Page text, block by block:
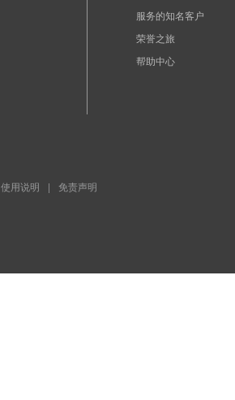
服务的知名客户
荣誉之旅
帮助中心
使用说明 | 免责声明